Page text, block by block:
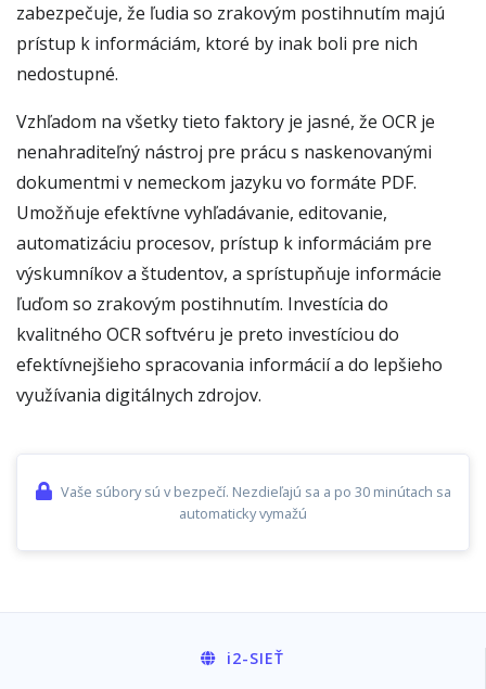
zabezpečuje, že ľudia so zrakovým postihnutím majú
prístup k informáciám, ktoré by inak boli pre nich
nedostupné.
Vzhľadom na všetky tieto faktory je jasné, že OCR je
nenahraditeľný nástroj pre prácu s naskenovanými
dokumentmi v nemeckom jazyku vo formáte PDF.
Umožňuje efektívne vyhľadávanie, editovanie,
automatizáciu procesov, prístup k informáciám pre
výskumníkov a študentov, a sprístupňuje informácie
ľuďom so zrakovým postihnutím. Investícia do
kvalitného OCR softvéru je preto investíciou do
efektívnejšieho spracovania informácií a do lepšieho
využívania digitálnych zdrojov.
Vaše súbory sú v bezpečí. Nezdieľajú sa a po 30 minútach sa
automaticky vymažú
i2-SIEŤ